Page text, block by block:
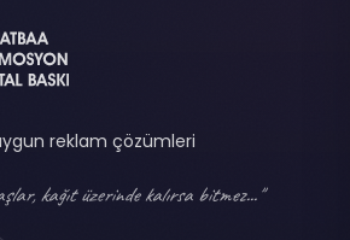
reklam çözümleri
kağıt üzerinde kalırsa bitmez..."